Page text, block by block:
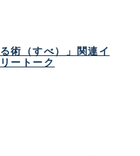
術（すべ）」関連イ
ートーク